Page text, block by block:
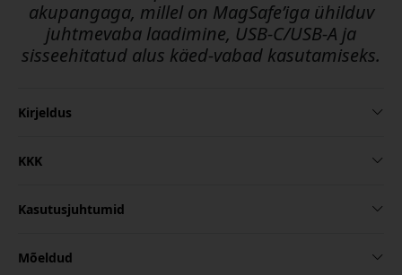
akupangaga, millel on MagSafe’iga ühilduv
juhtmevaba laadimine, USB-C/USB-A ja
sisseehitatud alus käed-vabad kasutamiseks.
Kirjeldus
KKK
Kasutusjuhtumid
Mõeldud